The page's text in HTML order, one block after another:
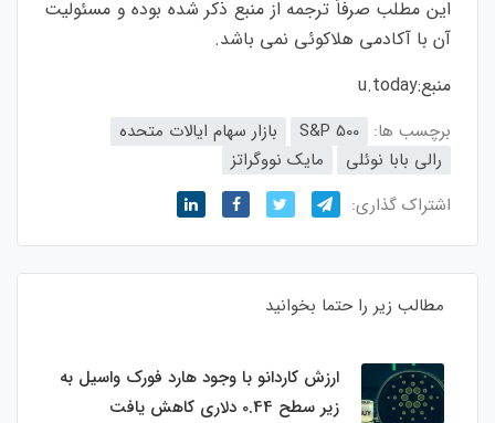
این مطلب صرفاً ترجمه از منبع ذکر شده بوده و مسئولیت
آن با آکادمی هلاکوئی نمی باشد.
منبع:u.today
برچسب ها: S&P 500
بازار سهام ایالات متحده
رالی بابا نوئلی
مایک نووگراتز
اشتراک گذاری:
مطالب زیر را حتما بخوانید
ارزش کاردانو با وجود هارد فورک واسیل به
زیر سطح 0.44 دلاری کاهش یافت